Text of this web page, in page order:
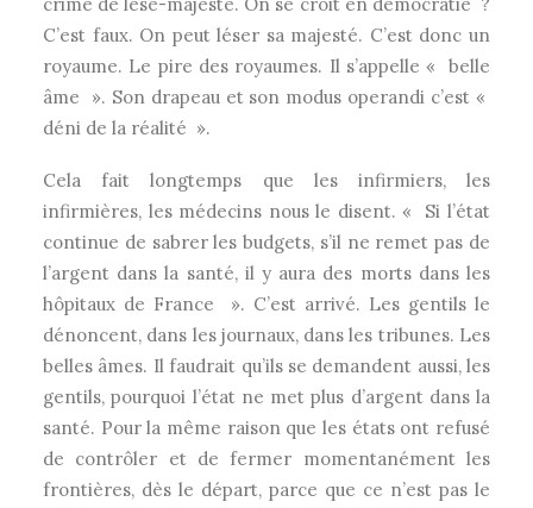
C’est faux. On peut léser sa majesté. C’est donc un
royaume. Le pire des royaumes. Il s’appelle « belle
âme ». Son drapeau et son modus operandi c’est «
déni de la réalité ».
Cela fait longtemps que les infirmiers, les
infirmières, les médecins nous le disent. « Si l’état
continue de sabrer les budgets, s’il ne remet pas de
l’argent dans la santé, il y aura des morts dans les
hôpitaux de France ». C’est arrivé. Les gentils le
dénoncent, dans les journaux, dans les tribunes. Les
belles âmes. Il faudrait qu’ils se demandent aussi, les
gentils, pourquoi l’état ne met plus d’argent dans la
santé. Pour la même raison que les états ont refusé
de contrôler et de fermer momentanément les
frontières, dès le départ, parce que ce n’est pas le